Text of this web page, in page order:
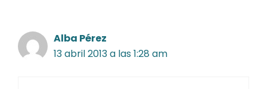
Alba Pérez
13 abril 2013 a las 1:28 am